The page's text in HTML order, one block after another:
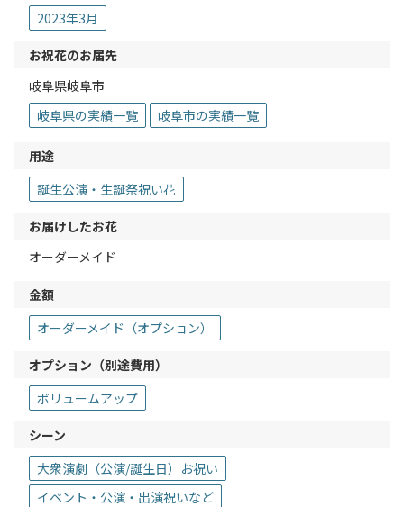
2023年3月
お祝花のお届先
岐阜県岐阜市
岐阜県の実績一覧
岐阜市の実績一覧
用途
誕生公演・生誕祭祝い花
お届けしたお花
オーダーメイド
金額
オーダーメイド（オプション）
オプション（別途費用）
ボリュームアップ
シーン
大衆演劇（公演/誕生日）お祝い
イベント・公演・出演祝いなど